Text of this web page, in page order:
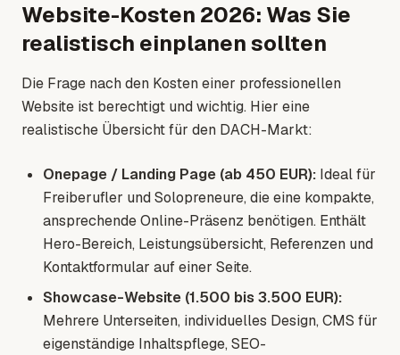
Website-Kosten 2026: Was Sie
realistisch einplanen sollten
Die Frage nach den Kosten einer professionellen
Website ist berechtigt und wichtig. Hier eine
realistische Übersicht für den DACH-Markt:
Onepage / Landing Page (ab 450 EUR): Ideal für
Freiberufler und Solopreneure, die eine kompakte,
ansprechende Online-Präsenz benötigen. Enthält
Hero-Bereich, Leistungsübersicht, Referenzen und
Kontaktformular auf einer Seite.
Showcase-Website (1.500 bis 3.500 EUR):
Mehrere Unterseiten, individuelles Design, CMS für
eigenständige Inhaltspflege, SEO-